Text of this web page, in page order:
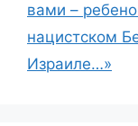
вами –
нацистском
Израиле…»